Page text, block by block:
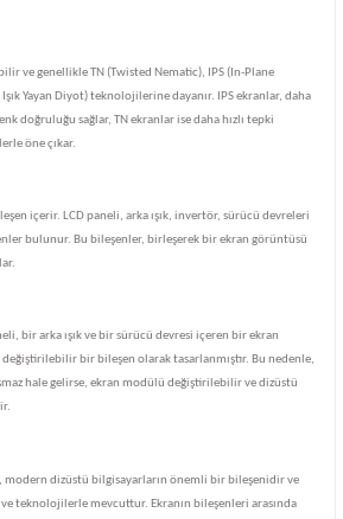
ve genellikle TN (Twisted Nematic), IPS (In-Plane
Yayan Diyot) teknolojilerine dayanır. IPS ekranlar, daha
doğruluğu sağlar, TN ekranlar ise daha hızlı tepki
öne çıkar.
içerir. LCD paneli, arka ışık, invertör, sürücü devreleri
bulunur. Bu bileşenler, birleşerek bir ekran görüntüsü
bir arka ışık ve bir sürücü devresi içeren bir ekran
bir bileşen olarak tasarlanmıştır. Bu nedenle,
hale gelirse, ekran modülü değiştirilebilir ve dizüstü
modern dizüstü bilgisayarların önemli bir bileşenidir ve
teknolojilerle mevcuttur. Ekranın bileşenleri arasında